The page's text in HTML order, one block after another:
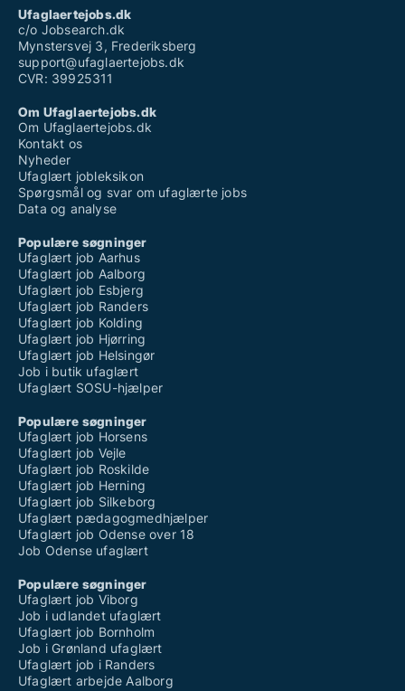
Vikar sosu ufaglært
Vikarbureau aarhus ufaglært
Ufaglaertejobs.dk
c/o Jobsearch.dk
Mynstersvej 3, Frederiksberg
support@ufaglaertejobs.dk
CVR: 39925311
Om Ufaglaertejobs.dk
Om Ufaglaertejobs.dk
Kontakt os
Nyheder
Ufaglært jobleksikon
Spørgsmål og svar om ufaglærte jobs
Data og analyse
Populære søgninger
Ufaglært job Aarhus
Ufaglært job Aalborg
Ufaglært job Esbjerg
Ufaglært job Randers
Ufaglært job Kolding
Ufaglært job Hjørring
Ufaglært job Helsingør
Job i butik ufaglært
Ufaglært SOSU-hjælper
Populære søgninger
Ufaglært job Horsens
Ufaglært job Vejle
Ufaglært job Roskilde
Ufaglært job Herning
Ufaglært job Silkeborg
Ufaglært pædagogmedhjælper
Ufaglært job Odense over 18
Job Odense ufaglært
Populære søgninger
Ufaglært job Viborg
Job i udlandet ufaglært
Ufaglært job Bornholm
Job i Grønland ufaglært
Ufaglært job i Randers
Ufaglært arbejde Aalborg